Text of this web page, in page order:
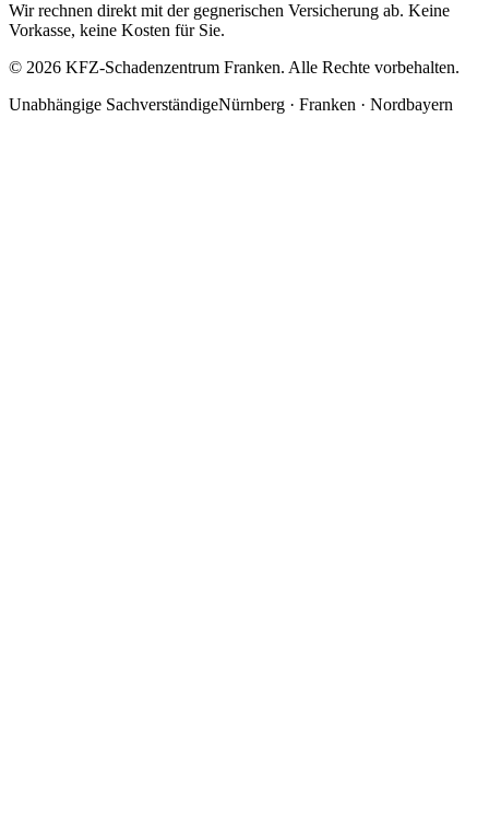
Wir rechnen direkt mit der gegnerischen Versicherung ab. Keine
Vorkasse, keine Kosten für Sie.
© 2026 KFZ-Schadenzentrum Franken. Alle Rechte vorbehalten.
Unabhängige SachverständigeNürnberg · Franken · Nordbayern